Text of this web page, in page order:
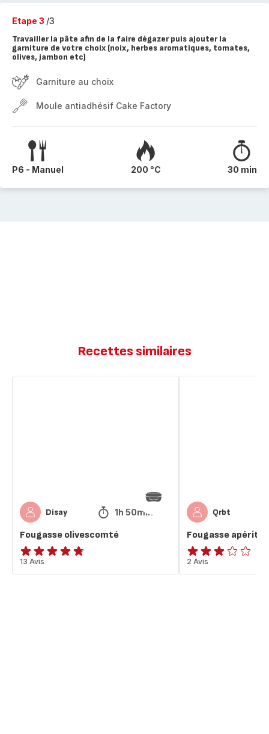
Etape 3 /3
Travailler la pâte afin de la faire dégazer puis ajouter la
garniture de votre choix (noix, herbes aromatiques, tomates,
olives, jambon etc)
Garniture au choix
Moule antiadhésif Cake Factory
P6 - Manuel 200 °C 30 min
Recettes similaires
Disay 1h 50min
Fougasse olivescomté
ratings.4.7
13 Avis
Qrbt
Fougasse
Avis
3
2 Avis